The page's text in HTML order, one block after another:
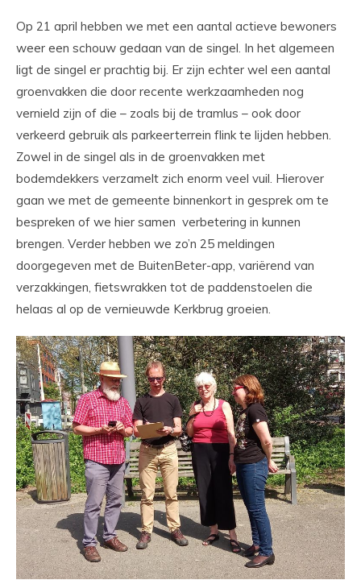
Op 21 april hebben we met een aantal actieve bewoners
weer een schouw gedaan van de singel. In het algemeen
ligt de singel er prachtig bij. Er zijn echter wel een aantal
groenvakken die door recente werkzaamheden nog
vernield zijn of die – zoals bij de tramlus – ook door
verkeerd gebruik als parkeerterrein flink te lijden hebben.
Zowel in de singel als in de groenvakken met
bodemdekkers verzamelt zich enorm veel vuil. Hierover
gaan we met de gemeente binnenkort in gesprek om te
bespreken of we hier samen verbetering in kunnen
brengen. Verder hebben we zo’n 25 meldingen
doorgegeven met de BuitenBeter-app, variërend van
verzakkingen, fietswrakken tot de paddenstoelen die
helaas al op de vernieuwde Kerkbrug groeien.